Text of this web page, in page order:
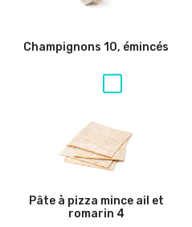
Champignons 10, émincés
Pâte à pizza mince ail et
romarin 4